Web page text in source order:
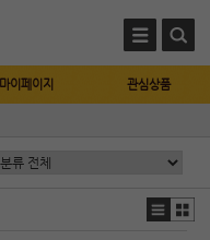
마이페이지 관심상품